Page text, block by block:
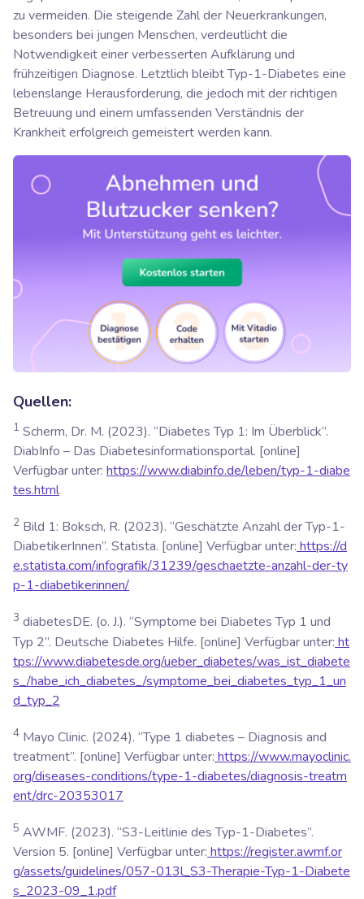
zu vermeiden. Die steigende Zahl der Neuerkrankungen,
besonders bei jungen Menschen, verdeutlicht die
Notwendigkeit einer verbesserten Aufklärung und
frühzeitigen Diagnose. Letztlich bleibt Typ-1-Diabetes eine
lebenslange Herausforderung, die jedoch mit der richtigen
Betreuung und einem umfassenden Verständnis der
Krankheit erfolgreich gemeistert werden kann.
Quellen:
1 Scherm, Dr. M. (2023). “Diabetes Typ 1: Im Überblick”.
DiabInfo – Das Diabetesinformationsportal. [online]
Verfügbar unter: https://www.diabinfo.de/leben/typ-1-diabe
tes.html
2 Bild 1: Boksch, R. (2023). “Geschätzte Anzahl der Typ-1-
DiabetikerInnen”. Statista. [online] Verfügbar unter: https://d
e.statista.com/infografik/31239/geschaetzte-anzahl-der-ty
p-1-diabetikerinnen/
3 diabetesDE. (o. J.). “Symptome bei Diabetes Typ 1 und
Typ 2”. Deutsche Diabetes Hilfe. [online] Verfügbar unter: ht
tps://www.diabetesde.org/ueber_diabetes/was_ist_diabete
s_/habe_ich_diabetes_/symptome_bei_diabetes_typ_1_un
d_typ_2
4 Mayo Clinic. (2024). “Type 1 diabetes – Diagnosis and
treatment”. [online] Verfügbar unter: https://www.mayoclinic.
org/diseases-conditions/type-1-diabetes/diagnosis-treatm
ent/drc-20353017
5 AWMF. (2023). “S3-Leitlinie des Typ-1-Diabetes”.
Version 5. [online] Verfügbar unter: https://register.awmf.or
g/assets/guidelines/057-013l_S3-Therapie-Typ-1-Diabete
s_2023-09_1.pdf